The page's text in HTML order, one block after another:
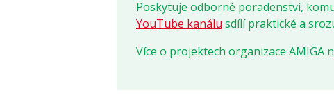
Poskytuje odborné poradenství,
YouTube kanálu sdílí praktické a
Více o projektech organizace AMIGA